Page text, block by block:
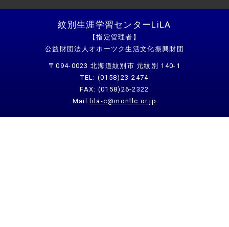
紋別生涯学習センターLiLA
【指定管理者】
公益財団法人オホーツク生活文化振興財団
〒094-0023 北海道紋別市 元紋別 140-1
TEL: (0158)23-2474
FAX: (0158)26-2322
Mail: lila-c@monllc.or.jp